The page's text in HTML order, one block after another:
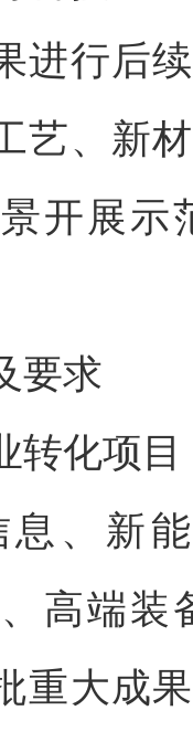
进行后
艺、新
开展示
要求
转化项目
息、新
高端装
重大成